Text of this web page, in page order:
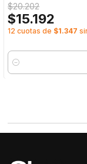
$20.202
$15.192
12 cuotas de $1.347
Cantidad